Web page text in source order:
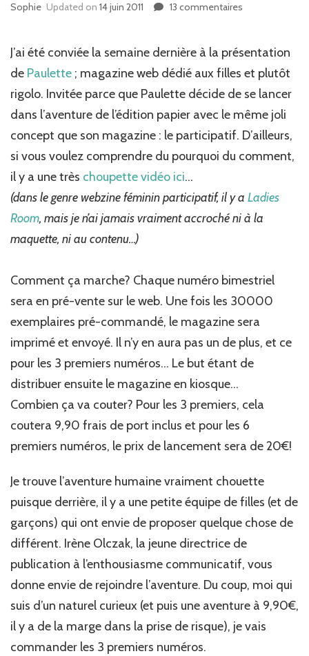
Sophie Updated on 14 juin 2011 13 commentaires
sur
papier!!
J’ai été conviée la semaine dernière à la présentation
de Paulette ; magazine web dédié aux filles et plutôt
rigolo. Invitée parce que Paulette décide de se lancer
dans l’aventure de l’édition papier avec le même joli
concept que son magazine : le participatif. D’ailleurs,
si vous voulez comprendre du pourquoi du comment,
il y a une très choupette vidéo ici…
(dans le genre webzine féminin participatif, il y a Ladies
Room, mais je n’ai jamais vraiment accroché ni à la
maquette, ni au contenu…)
Comment ça marche? Chaque numéro bimestriel
sera en pré-vente sur le web. Une fois les 30000
exemplaires pré-commandé, le magazine sera
imprimé et envoyé. Il n’y en aura pas un de plus, et ce
pour les 3 premiers numéros… Le but étant de
distribuer ensuite le magazine en kiosque…
Combien ça va couter? Pour les 3 premiers, cela
coutera 9,90 frais de port inclus et pour les 6
premiers numéros, le prix de lancement sera de 20€!
Je trouve l’aventure humaine vraiment chouette
puisque derrière, il y a une petite équipe de filles (et de
garçons) qui ont envie de proposer quelque chose de
différent. Irène Olczak, la jeune directrice de
publication à l’enthousiasme communicatif, vous
donne envie de rejoindre l’aventure. Du coup, moi qui
suis d’un naturel curieux (et puis une aventure à 9,90€,
il y a de la marge dans la prise de risque), je vais
commander les 3 premiers numéros.